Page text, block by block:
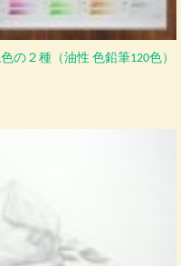
の２種（油性 色鉛筆120色）